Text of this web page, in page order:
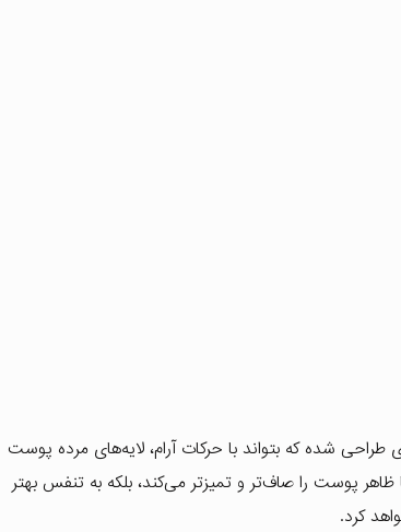
شده که بتواند با حرکات آرام، لایه‌های مرده پوست
ظاهر پوست را صاف‌تر و تمیزتر می‌کند، بلکه به تنفس بهتر
کرد.